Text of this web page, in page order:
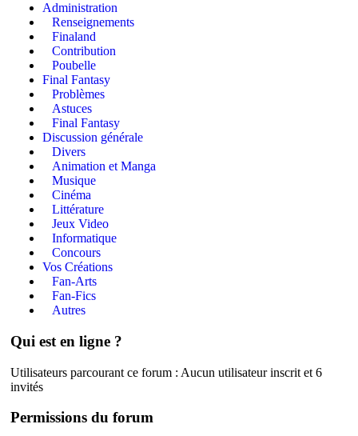
Administration
Renseignements
Finaland
Contribution
Poubelle
Final Fantasy
Problèmes
Astuces
Final Fantasy
Discussion générale
Divers
Animation et Manga
Musique
Cinéma
Littérature
Jeux Video
Informatique
Concours
Vos Créations
Fan-Arts
Fan-Fics
Autres
Qui est en ligne ?
Utilisateurs parcourant ce forum : Aucun utilisateur inscrit et 6
invités
Permissions du forum